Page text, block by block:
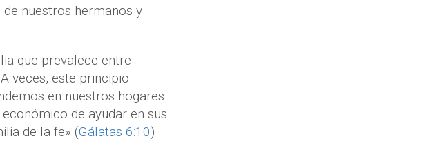
nuestros hermanos y
que prevalece entre
veces, este principio
en nuestros hogares
de ayudar en sus
de la fe» (Gálatas 6:10)